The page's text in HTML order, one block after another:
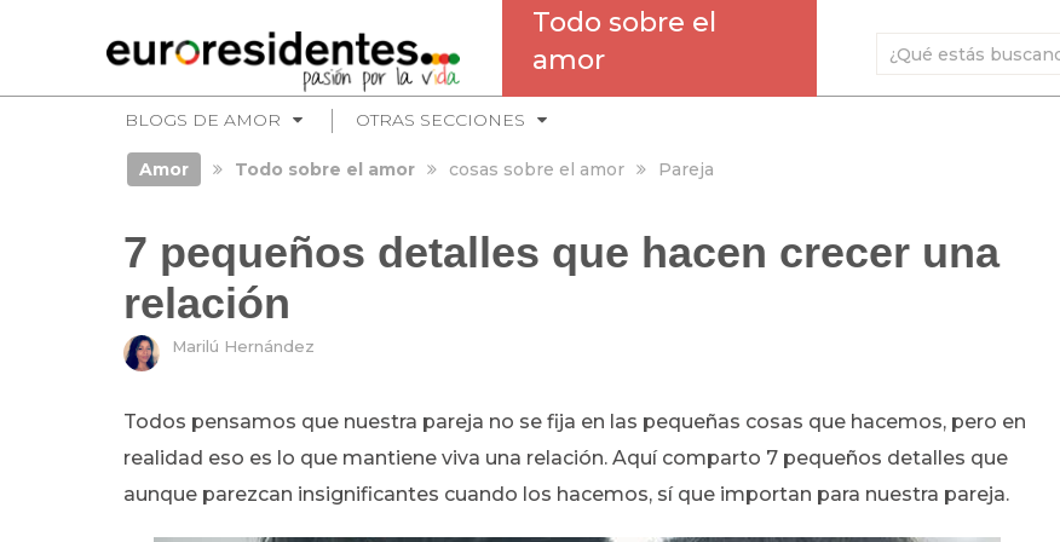
Todo sobre el
amor
BLOGS DE AMOR OTRAS SECCIONES
Amor Todo sobre el amor cosas sobre el amor Pareja
7 pequeños detalles que hacen crecer una
relación
Marilú Hernández
Todos pensamos que nuestra pareja no se fija en las pequeñas cosas que hacemos, pero en
realidad eso es lo que mantiene viva una relación. Aquí comparto 7 pequeños detalles que
aunque parezcan insignificantes cuando los hacemos, sí que importan para nuestra pareja.